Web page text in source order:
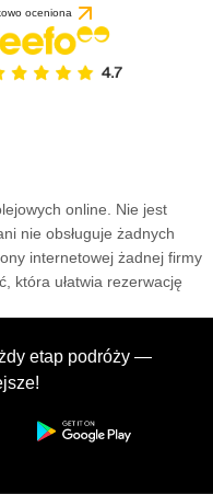
oceniona
online. Nie jest
nie obsługuje żadnych
internetowej żadnej firmy
która ułatwia rezerwację
etap podróży —